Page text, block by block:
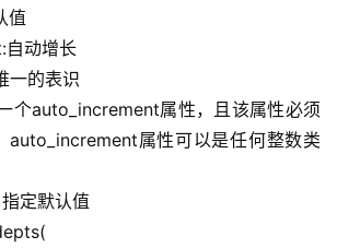
值
动增长
一的表识
个auto_increment属性，且该属性必须
auto_increment属性可以是任何整数类
定默认值